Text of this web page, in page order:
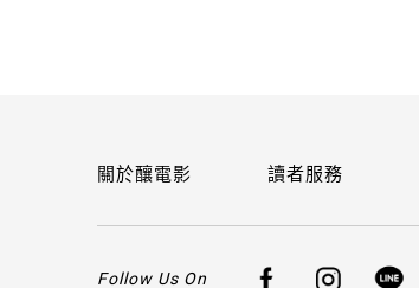
關於釀電影 讀者服務
Follow Us On